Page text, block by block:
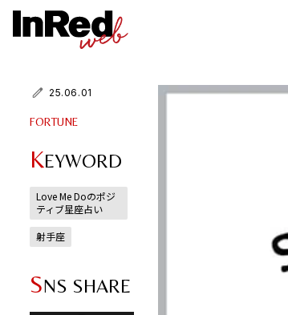
25.06.01
FORTUNE
KEYWORD
Love Me Doのポジ
ティブ星座占い
射手座
SNS SHARE